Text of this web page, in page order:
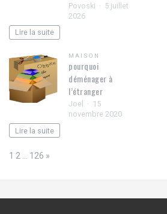
Povoski
5 juillet
2026
Lire la suite
MAISON
pourquoi
déménager à
l’étranger
Joel
15
novembre 2020
Lire la suite
Page:
1 2 … 126 Next
»